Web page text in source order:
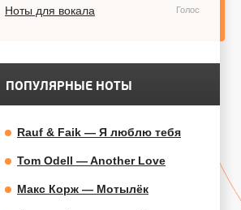
Ноты для вокала Голос
ПОПУЛЯРНЫЕ НОТЫ
Rauf & Faik — Я люблю тебя
Tom Odell — Another Love
Макс Корж — Мотылёк